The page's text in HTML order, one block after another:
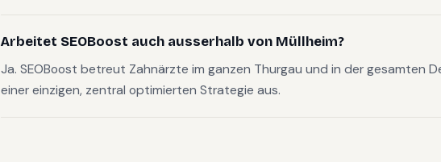
Arbeitet SEOBoost auch ausserhalb von Müllheim?
Ja. SEOBoost betreut Zahnärzte im ganzen Thurgau und in der gesamten
einer einzigen, zentral optimierten Strategie aus.